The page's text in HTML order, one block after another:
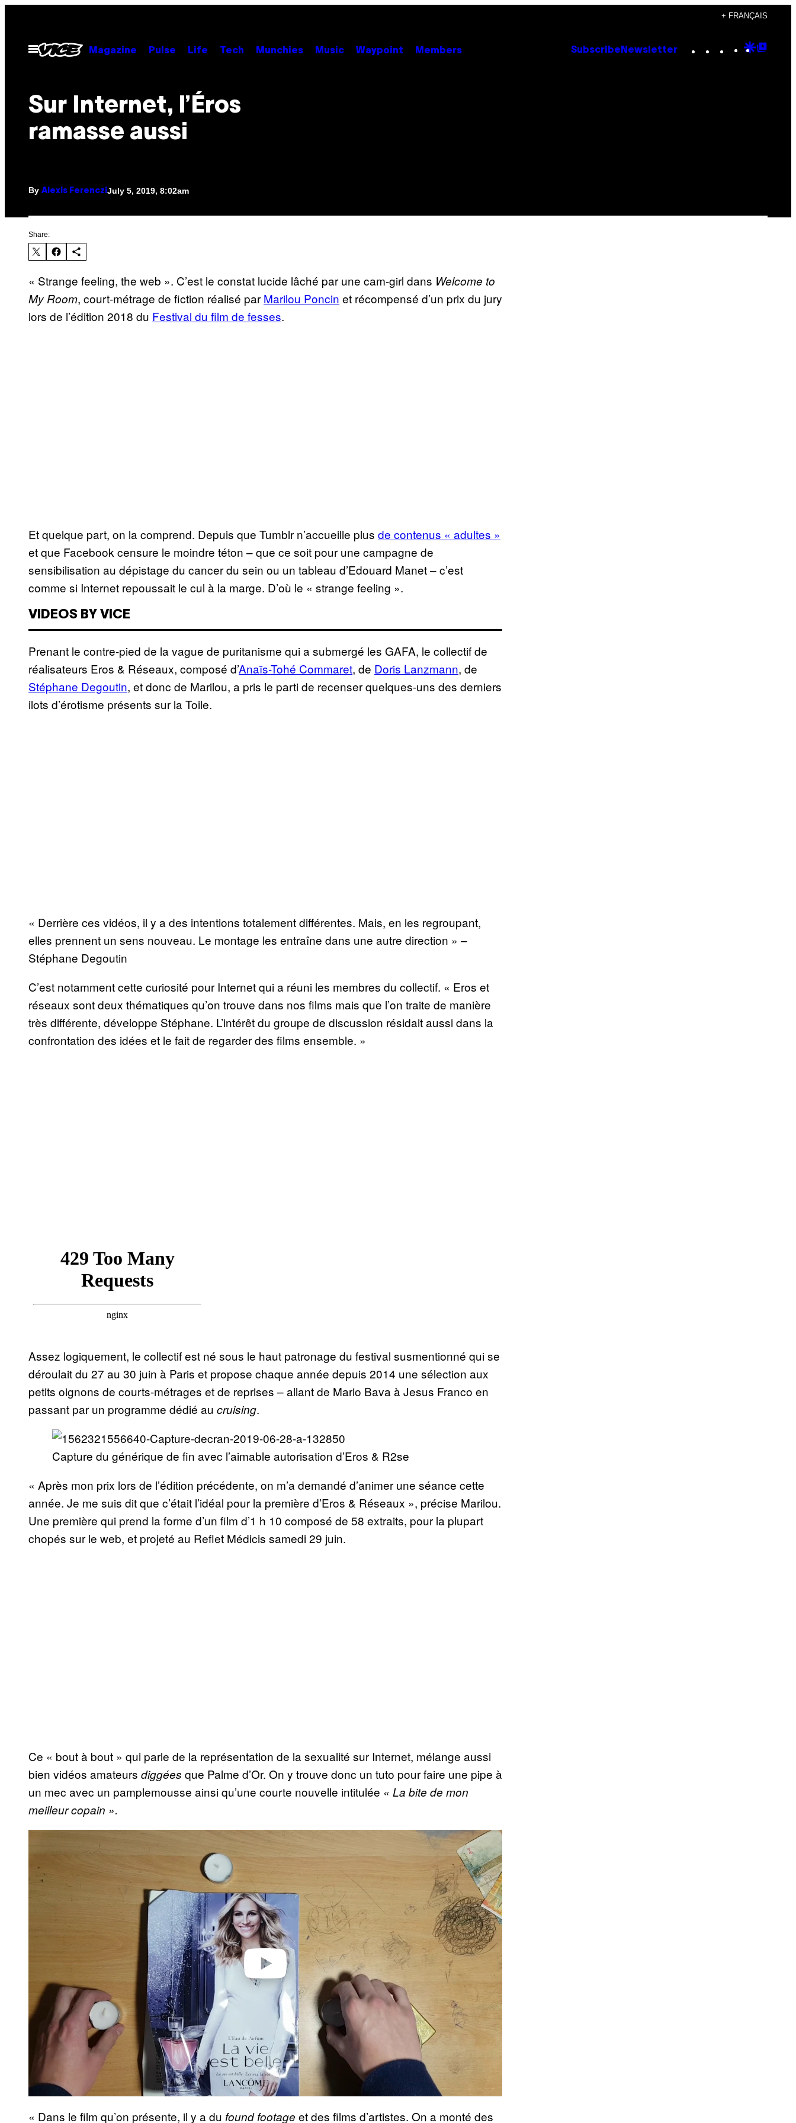
content
+ FRANÇAIS
Open
Menu
Magazine Pulse Life Tech Munchies Music Waypoint Members Subscribe Newsletter Instagram
TikTok
YouTube
Google
Sur Internet, l’Éros
ramasse aussi
By Alexis Ferenczi July 5, 2019, 8:02am
Share:
« Strange feeling, the web ». C’est le constat lucide lâché par une cam-girl dans Welcome to
My Room, court-métrage de fiction réalisé par Marilou Poncin et récompensé d’un prix du jury
lors de l’édition 2018 du Festival du film de fesses.
Et quelque part, on la comprend. Depuis que Tumblr n’accueille plus de contenus « adultes »
et que Facebook censure le moindre téton – que ce soit pour une campagne de
sensibilisation au dépistage du cancer du sein ou un tableau d’Edouard Manet – c’est
comme si Internet repoussait le cul à la marge. D’où le « strange feeling ».
VIDEOS BY VICE
Prenant le contre-pied de la vague de puritanisme qui a submergé les GAFA, le collectif de
réalisateurs Eros & Réseaux, composé d’Anaïs-Tohé Commaret, de Doris Lanzmann, de
Stéphane Degoutin, et donc de Marilou, a pris le parti de recenser quelques-uns des derniers
ilots d’érotisme présents sur la Toile.
« Derrière ces vidéos, il y a des intentions totalement différentes. Mais, en les regroupant,
elles prennent un sens nouveau. Le montage les entraîne dans une autre direction » –
Stéphane Degoutin
C’est notamment cette curiosité pour Internet qui a réuni les membres du collectif. « Eros et
réseaux sont deux thématiques qu’on trouve dans nos films mais que l’on traite de manière
très différente, développe Stéphane. L’intérêt du groupe de discussion résidait aussi dans la
confrontation des idées et le fait de regarder des films ensemble. »
Assez logiquement, le collectif est né sous le haut patronage du festival susmentionné qui se
déroulait du 27 au 30 juin à Paris et propose chaque année depuis 2014 une sélection aux
petits oignons de courts-métrages et de reprises – allant de Mario Bava à Jesus Franco en
passant par un programme dédié au cruising.
Capture du générique de fin avec l’aimable autorisation d’Eros & R2se
« Après mon prix lors de l’édition précédente, on m’a demandé d’animer une séance cette
année. Je me suis dit que c’était l’idéal pour la première d’Eros & Réseaux », précise Marilou.
Une première qui prend la forme d’un film d’1 h 10 composé de 58 extraits, pour la plupart
chopés sur le web, et projeté au Reflet Médicis samedi 29 juin.
Ce « bout à bout » qui parle de la représentation de la sexualité sur Internet, mélange aussi
bien vidéos amateurs diggées que Palme d’Or. On y trouve donc un tuto pour faire une pipe à
un mec avec un pamplemousse ainsi qu’une courte nouvelle intitulée « La bite de mon
meilleur copain ».
i
« Dans le film qu’on présente, il y a du found footage et des films d’artistes. On a monté des